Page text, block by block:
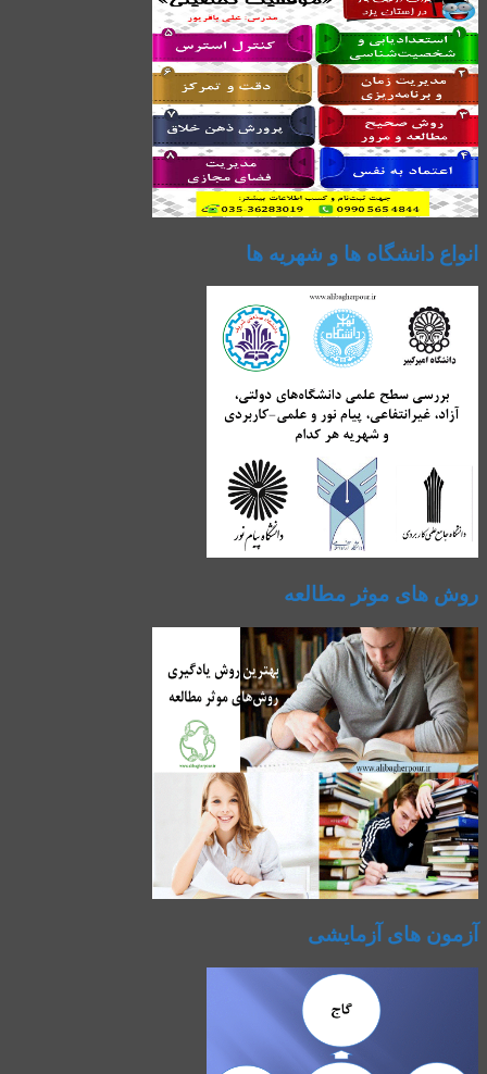
انواع دانشگاه ها و شهریه ها
روش های موثر مطالعه
آزمون های آزمایشی